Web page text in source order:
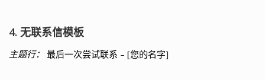
4. 无联系信模板
主题行： 最后一次尝试联系 – [您的名字]